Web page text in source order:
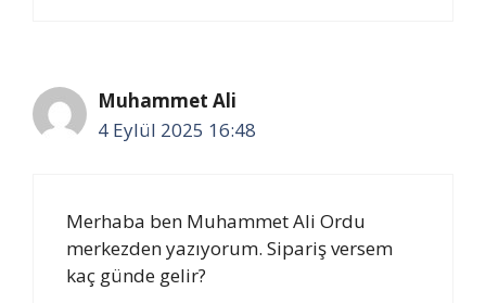
Muhammet Ali
4 Eylül 2025 16:48
Merhaba ben Muhammet Ali Ordu
merkezden yazıyorum. Sipariş versem
kaç günde gelir?